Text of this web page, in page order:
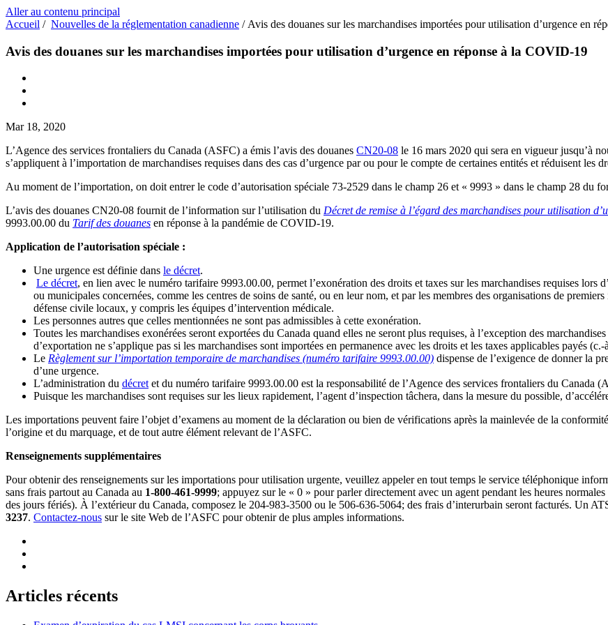
Aller au contenu principal
Accueil / Nouvelles de la réglementation canadienne / Avis des douanes sur les marchandises importées pour utilisation d’urgence en
Avis des douanes sur les marchandises importées pour utilisation d’urgence en réponse à la COVID-19
Mar 18, 2020
L’Agence des services frontaliers du Canada (ASFC) a émis l’avis des douanes CN20-08 le 16 mars 2020 qui sera en vigueur jusqu’à
s’appliquent à l’importation de marchandises requises dans des cas d’urgence par ou pour le compte de certaines entités et réduisent les
Au moment de l’importation, on doit entrer le code d’autorisation spéciale 73-2529 dans le champ 26 et « 9993 » dans le champ 28 du
L’avis des douanes CN20-08 fournit de l’information sur l’utilisation du Décret de remise à l’égard des marchandises pour utilisation
9993.00.00 du Tarif des douanes en réponse à la pandémie de COVID-19.
Application de l’autorisation spéciale :
Une urgence est définie dans le décret.
Le décret, en lien avec le numéro tarifaire 9993.00.00, permet l’exonération des droits et taxes sur les marchandises requises lors
ou municipales concernées, comme les centres de soins de santé, ou en leur nom, et par les membres des organisations de
défense civile locaux, y compris les équipes d’intervention médicale.
Les personnes autres que celles mentionnées ne sont pas admissibles à cette exonération.
Toutes les marchandises exonérées seront exportées du Canada quand elles ne seront plus requises, à l’exception des
d’exportation ne s’applique pas si les marchandises sont importées en permanence avec les droits et les taxes applicables payés (c.-
Le Règlement sur l’importation temporaire de marchandises (numéro tarifaire 9993.00.00) dispense de l’exigence de donner la
d’une urgence.
L’administration du décretet du numéro tarifaire 9993.00.00 est la responsabilité de l’Agence des services frontaliers du Canada
Puisque les marchandises sont requises sur les lieux rapidement, l’agent d’inspection tâchera, dans la mesure du possible,
Les importations peuvent faire l’objet d’examens au moment de la déclaration ou bien de vérifications après la mainlevée de la
l’origine et du marquage, et de tout autre élément relevant de l’ASFC.
Renseignements supplémentaires
Pour obtenir des renseignements sur les importations pour utilisation urgente, veuillez appeler en tout temps le service téléphonique
sans frais partout au Canada au 1-800-461-9999; appuyez sur le « 0 » pour parler directement avec un agent pendant les heures
des jours fériés). À l’extérieur du Canada, composez le 204-983-3500 ou le 506-636-5064; des frais d’interurbain seront facturés. Un
3237. Contactez-nous sur le site Web de l’ASFC pour obtenir de plus amples informations.
Articles récents